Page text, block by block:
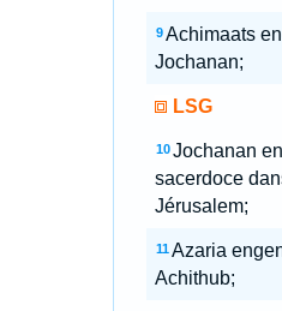
9 Achimaats
Jochanan;
LSG
10 Jochanan
sacerdoce
Jérusalem;
11 Azaria
Achithub;